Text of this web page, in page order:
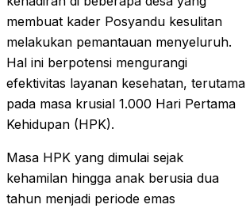
membuat kader Posyandu kesulitan
melakukan pemantauan menyeluruh.
Hal ini berpotensi mengurangi
efektivitas layanan kesehatan, terutama
pada masa krusial 1.000 Hari Pertama
Kehidupan (HPK).
Masa HPK yang dimulai sejak
kehamilan hingga anak berusia dua
tahun menjadi periode emas